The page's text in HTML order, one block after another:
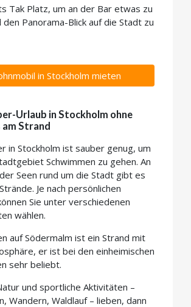
Tak Platz, um an der Bar etwas zu
den Panorama-Blick auf die Stadt zu
in Stockholm mieten
Urlaub in Stockholm ohne
Strand
in Stockholm ist sauber genug, um
Schwimmen zu gehen. An
Seen rund um die Stadt gibt es
Je nach persönlichen
Sie unter verschiedenen
wählen.
auf Södermalm ist ein Strand mit
er ist bei den einheimischen
sehr beliebt.
und sportliche Aktivitäten –
Wandern, Waldlauf – lieben, dann